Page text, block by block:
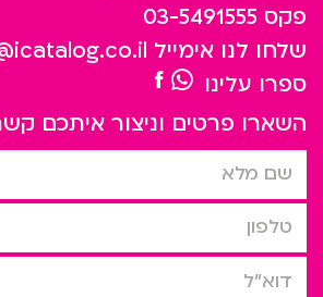
פקס 03-5491555
שלחו לנו אימייל
ספרו עלינו
השארו פרטים וניצור איתכם
שם מלא
טלפון
דוא”ל